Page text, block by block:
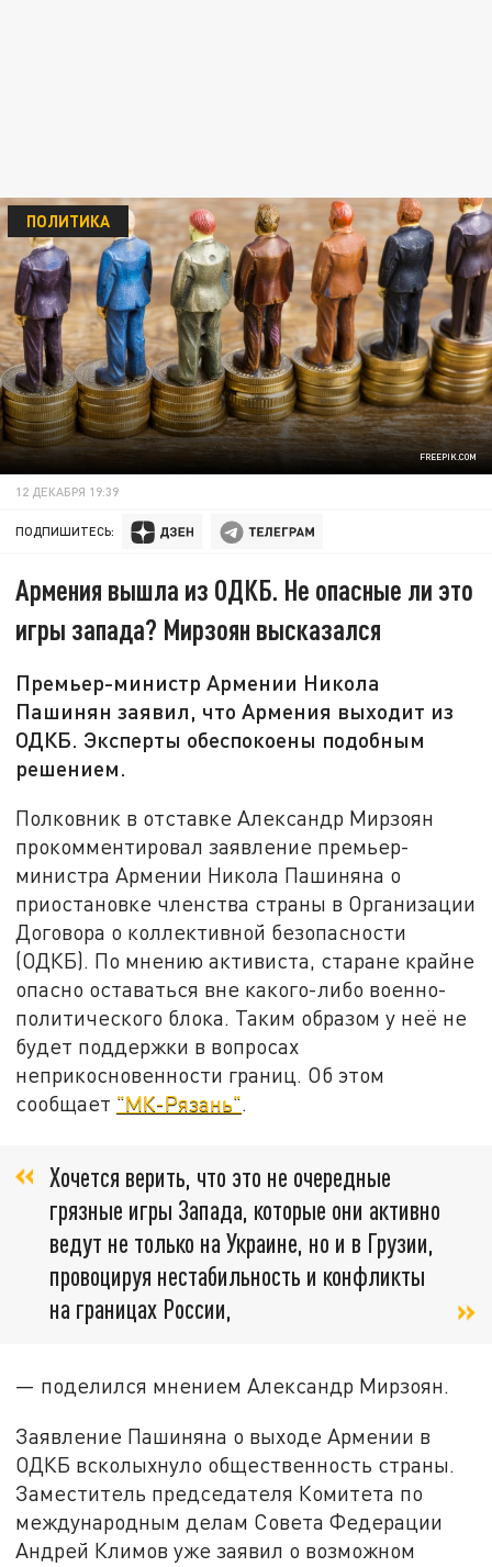
FREEPIK.COM
ПОЛИТИКА
12 ДЕКАБРЯ 19:39
ПОДПИШИТЕСЬ:
Армения вышла из ОДКБ. Не опасные ли это
игры запада? Мирзоян высказался
Премьер-министр Армении Никола
Пашинян заявил, что Армения выходит из
ОДКБ. Эксперты обеспокоены подобным
решением.
Полковник в отставке Александр Мирзоян
прокомментировал заявление премьер-
министра Армении Никола Пашиняна о
приостановке членства страны в Организации
Договора о коллективной безопасности
(ОДКБ). По мнению активиста, старане крайне
опасно оставаться вне какого-либо военно-
политического блока. Таким образом у неё не
будет поддержки в вопросах
неприкосновенности границ. Об этом
сообщает "МК-Рязань".
Хочется верить, что это не очередные
грязные игры Запада, которые они активно
ведут не только на Украине, но и в Грузии,
провоцируя нестабильность и конфликты
на границах России,
— поделился мнением Александр Мирзоян.
Заявление Пашиняна о выходе Армении в
ОДКБ всколыхнуло общественность страны.
Заместитель председателя Комитета по
международным делам Совета Федерации
Андрей Климов уже заявил о возможном